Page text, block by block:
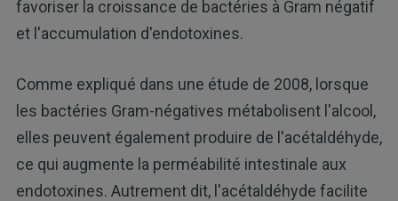
favoriser la croissance de bactéries à Gram négatif
et l'accumulation d'endotoxines.
Comme expliqué dans une étude de 2008, lorsque
les bactéries Gram-négatives métabolisent l'alcool,
elles peuvent également produire de l'acétaldéhyde,
ce qui augmente la perméabilité intestinale aux
endotoxines. Autrement dit, l'acétaldéhyde facilite